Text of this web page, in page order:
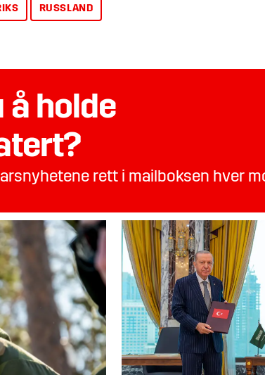
RUSSLAND
å holde
rett i mailboksen hver